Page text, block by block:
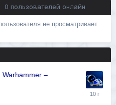
0 пользователей онлайн
не просматривает
Warhammer –